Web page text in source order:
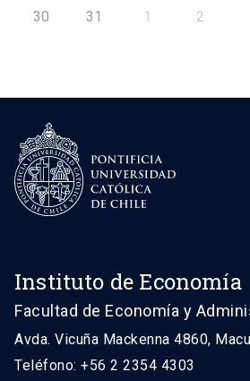
30 31 1 2
Instituto de Economía
Facultad de Economía y
Avda. Vicuña Mackenna 4860,
Teléfono: +56 2 2354 4303